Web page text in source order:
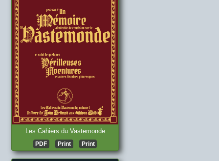
Les Cahiers du Vastemonde
PDF Print Print